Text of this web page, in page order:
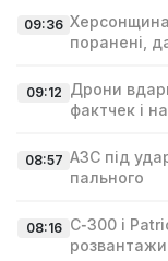
09:36
поранені,
09:12 Дрони
фактчек і
08:57 АЗС під
пального
08:16 С‑300 і